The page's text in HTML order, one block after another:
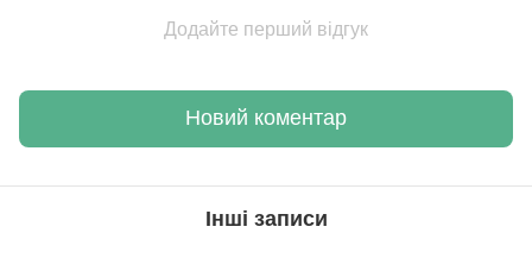
Додайте перший відгук
Новий коментар
Інші записи